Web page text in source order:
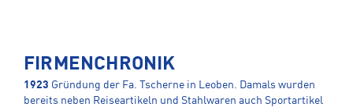
FIRMENCHRONIK
1923 Gründung der Fa. Tscherne in Leoben. Damals wurden
bereits neben Reiseartikeln und Stahlwaren auch Sportartikel